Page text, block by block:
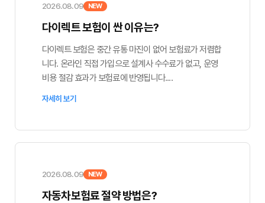
2026.08.09 NEW
다이렉트 보험이 싼 이유는?
다이렉트 보험은 중간 유통 마진이 없어 보험료가 저렴합
니다. 온라인 직접 가입으로 설계사 수수료가 없고, 운영
비용 절감 효과가 보험료에 반영됩니다....
자세히 보기
2026.08.09 NEW
자동차보험료 절약 방법은?